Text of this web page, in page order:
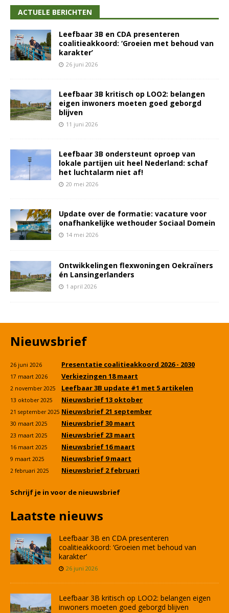
ACTUELE BERICHTEN
Leefbaar 3B en CDA presenteren
coalitieakkoord: ‘Groeien met behoud van
karakter’
26 juni 2026
Leefbaar 3B kritisch op LOO2: belangen
eigen inwoners moeten goed geborgd
blijven
11 juni 2026
Leefbaar 3B ondersteunt oproep van
lokale partijen uit heel Nederland: schaf
het luchtalarm niet af!
20 mei 2026
Update over de formatie: vacature voor
onafhankelijke wethouder Sociaal Domein
14 mei 2026
Ontwikkelingen flexwoningen Oekraïners
én Lansingerlanders
1 april 2026
Nieuwsbrief
26 juni 2026 Presentatie coalitieakkoord 2026 - 2030
17 maart 2026 Verkiezingen 18 maart
2 november 2025 Leefbaar 3B update #1 met 5 artikelen
13 oktober 2025 Nieuwsbrief 13 oktober
21 september 2025 Nieuwsbrief 21 september
30 maart 2025 Nieuwsbrief 30 maart
23 maart 2025 Nieuwsbrief 23 maart
16 maart 2025 Nieuwsbrief 16 maart
9 maart 2025 Nieuwsbrief 9 maart
2 februari 2025 Nieuwsbrief 2 februari
Schrijf je in voor de nieuwsbrief
Laatste nieuws
Leefbaar 3B en CDA presenteren
coalitieakkoord: ‘Groeien met behoud van
karakter’
26 juni 2026
Leefbaar 3B kritisch op LOO2: belangen eigen
inwoners moeten goed geborgd blijven